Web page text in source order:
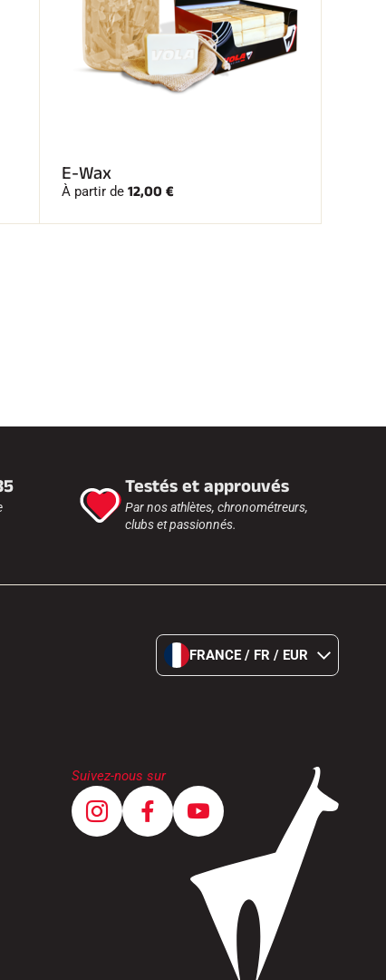
E-Wax
À partir de 12,00 €
Testés et approuvés
Par nos athlètes, chronométreurs,
clubs et passionnés.
FRANCE / FR / EUR
Suivez-nous sur